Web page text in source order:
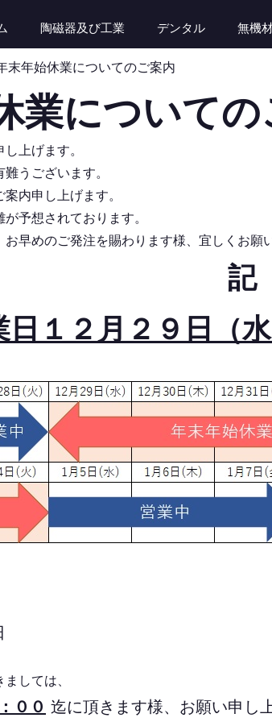
陶磁器及び工業 デンタル 無機
末年始休業についてのご案内
業についての
上げます。
うございます。
内申し上げます。
予想されております。
早めのご発注を賜わります様、宜しくお願
記
日１２月２９日（
しては、
００ 迄に頂きます様、お願い申し